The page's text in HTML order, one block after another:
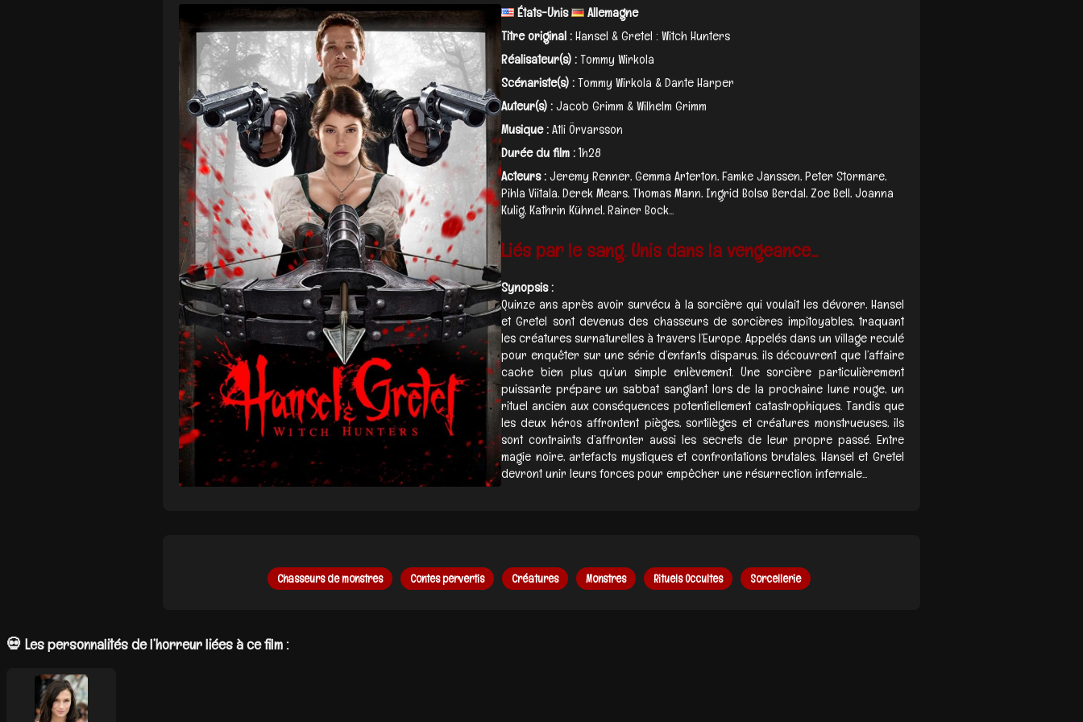
États-Unis
Allemagne
Titre original :Hansel & Gretel : Witch Hunters
Réalisateur(s) :Tommy Wirkola
Scénariste(s) :Tommy Wirkola & Dante Harper​
Auteur(s) :Jacob Grimm & Wilhelm Grimm
Musique :Atli Örvarsson​
Durée du film :1h28
Acteurs :Jeremy Renner, Gemma Arterton, Famke Janssen, Peter Stormare,
Pihla Viitala, Derek Mears, Thomas Mann, Ingrid Bolsø Berdal, Zoe Bell, Joanna
Kulig, Kathrin Kühnel, Rainer Bock...
Liés par le sang. Unis dans la vengeance...
Synopsis :
Quinze ans après avoir survécu à la sorcière qui voulait les dévorer, Hansel
et Gretel sont devenus des chasseurs de sorcières impitoyables, traquant
les créatures surnaturelles à travers l’Europe. Appelés dans un village reculé
pour enquêter sur une série d’enfants disparus, ils découvrent que l’affaire
cache bien plus qu’un simple enlèvement. Une sorcière particulièrement
puissante prépare un sabbat sanglant lors de la prochaine lune rouge, un
rituel ancien aux conséquences potentiellement catastrophiques. Tandis que
les deux héros affrontent pièges, sortilèges et créatures monstrueuses, ils
sont contraints d’affronter aussi les secrets de leur propre passé. Entre
magie noire, artefacts mystiques et confrontations brutales, Hansel et Gretel
devront unir leurs forces pour empêcher une résurrection infernale...
Chasseurs de monstres Contes pervertis Créatures Monstres Rituels Occultes Sorcellerie
💀 Les personnalités de l’horreur liées à ce film :